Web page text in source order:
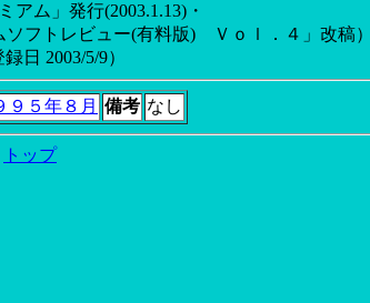
アム」発行(2003.1.13)・
フトレビュー(有料版) Ｖｏｌ．４」改稿）
録日 2003/5/9）
９５年８月 備考 なし
トップ